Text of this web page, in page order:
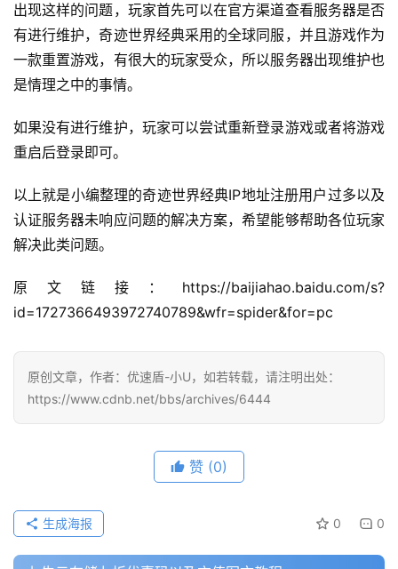
出现这样的问题，玩家首先可以在官方渠道查看服务器是否
有进行维护，奇迹世界经典采用的全球同服，并且游戏作为
一款重置游戏，有很大的玩家受众，所以服务器出现维护也
是情理之中的事情。
如果没有进行维护，玩家可以尝试重新登录游戏或者将游戏
重启后登录即可。
以上就是小编整理的奇迹世界经典IP地址注册用户过多以及
认证服务器未响应问题的解决方案，希望能够帮助各位玩家
解决此类问题。
原文链接：https://baijiahao.baidu.com/s?
id=1727366493972740789&wfr=spider&for=pc
原创文章，作者：优速盾-小U，如若转载，请注明出处：
https://www.cdnb.net/bbs/archives/6444
赞 (0)
0 0
生成海报